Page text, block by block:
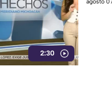
2:30
agosto